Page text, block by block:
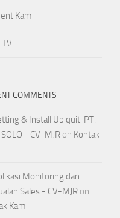
Kami
COMMENTS
& Install Ubiquiti PT.
- CV-MJR on Kontak
Monitoring dan
Sales - CV-MJR on
Kami